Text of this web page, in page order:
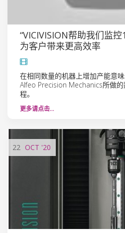
“VICIVISION帮助我们监控
为客户带来更高效率
在相同数量的机器上增加产能意
Alfeo Precision Mechanics所做
程。
更多请点击…
22 OCT '20